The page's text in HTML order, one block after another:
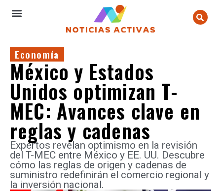
Economía
México y Estados
Unidos optimizan T-
MEC: Avances clave en
reglas y cadenas
Expertos revelan optimismo en la revisión
del T-MEC entre México y EE. UU. Descubre
cómo las reglas de origen y cadenas de
suministro redefinirán el comercio regional y
la inversión nacional.